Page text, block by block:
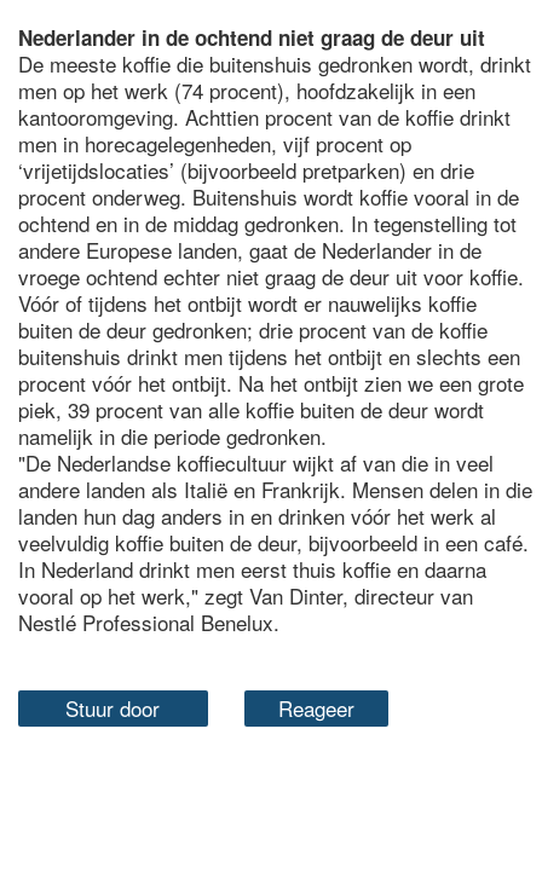
Nederlander in de ochtend niet graag de deur uit
De meeste koffie die buitenshuis gedronken wordt, drinkt
men op het werk (74 procent), hoofdzakelijk in een
kantooromgeving. Achttien procent van de koffie drinkt
men in horecagelegenheden, vijf procent op
‘vrijetijdslocaties’ (bijvoorbeeld pretparken) en drie
procent onderweg. Buitenshuis wordt koffie vooral in de
ochtend en in de middag gedronken. In tegenstelling tot
andere Europese landen, gaat de Nederlander in de
vroege ochtend echter niet graag de deur uit voor koffie.
Vóór of tijdens het ontbijt wordt er nauwelijks koffie
buiten de deur gedronken; drie procent van de koffie
buitenshuis drinkt men tijdens het ontbijt en slechts een
procent vóór het ontbijt. Na het ontbijt zien we een grote
piek, 39 procent van alle koffie buiten de deur wordt
namelijk in die periode gedronken.
"De Nederlandse koffiecultuur wijkt af van die in veel
andere landen als Italië en Frankrijk. Mensen delen in die
landen hun dag anders in en drinken vóór het werk al
veelvuldig koffie buiten de deur, bijvoorbeeld in een café.
In Nederland drinkt men eerst thuis koffie en daarna
vooral op het werk," zegt Van Dinter, directeur van
Nestlé Professional Benelux.
Stuur door Reageer